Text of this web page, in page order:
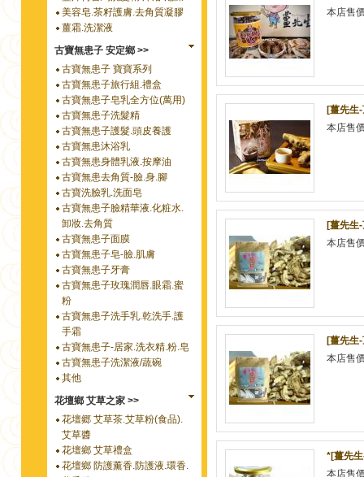
美容皂.茶籽護膚.去角質凝膠
薑霜.洗潔液
古寶無患子 安定鄉 >>
古寶無患子 寶寶系列
古寶無患子旅行組.禮盒
古寶無患子皂乳全方位(萬用)
古寶無患子洗髮精
古寶無患子護髮.頭皮養護
古寶無患沐浴乳
古寶無患身體乳液.按摩油
古寶無患去角質-臉.身.腳
古寶洗臉乳.洗面皂
古寶無患子臉精華液.化粧水.
卸妝.去角質
古寶無患子面膜
古寶無患子皂-臉.肌膚
古寶無患子牙膏
古寶無患子玫瑰潤唇.眼霜.蜜
粉
古寶無患子洗手乳.乾洗手.護
手霜
古寶無患子-居家.洗衣精.粉.皂
古寶無患子洗潔液/蔬碗
其他
花壇鄉 艾草之家 >>
花壇郷 艾草茶.艾草粉(食品).
艾草醬
花壇鄉 艾草禮盒
花壇鄉 防護薰香.防護液.環香.
本店售
[薑先生
本店售
[薑先生
本店售
[薑先生
本店售
*[薑先
本店售